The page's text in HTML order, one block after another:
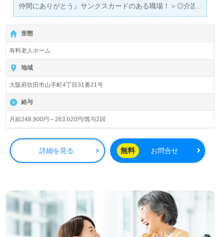
仲間にありがとう』サンクスカードのある職場！＞◎介護
職/正社員募集◎
【月給248,900円～263,620円/賞与2回】＊初任者研修以上
有資格者向け求人＊『関大前駅』徒歩19分。
入居定員60名（60室/全室個室）『スーパー・コート吹田
山手』株式会社スーパー・コート（本社：大阪府大阪市）
様の運営です。従業員人数1,935名以上。大阪府、兵庫
県、京都府、奈良県に52施設の有料老人ホーム、高齢者向
け住宅、ビル、マンション運営/管理、賃貸マンションの企
みのひとつ＜サンクスカード制度＞が人気。
一緒に働く仲間へ、日頃の感謝の気持ちを言葉にして伝え
ていらっしゃる企業様です。
◎あなたらしさをプラスオン！『介護力とホテルのホスピ
看護助手や介護職経験のある方をお迎えします。グループ
企業/スーパーホテル様で誕生した『こころからのおもてな
し』を大切に運営。スーパー・コート様独自の「SC-Fit」
で体力の維持・向上を目標とした包括的なトレーニング、
認知症ケアでご利用者様の『夢や目標のサポート』を目指
形態
有料老人ホーム
地域
大阪府吹田市山手町4丁目31番21号
給与
月給248,900円～263,620円/賞与2回
詳細を見る 無料 お問合せ